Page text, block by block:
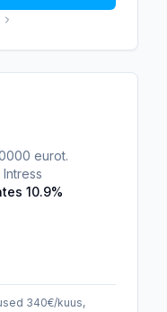
eurot.
Intress
10.9%
340€/kuus,